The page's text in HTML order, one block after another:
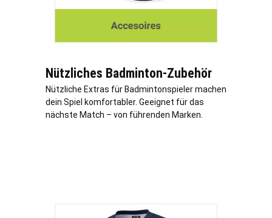
Nützliches Badminton-Zubehör
Nützliche Extras für Badmintonspieler machen
dein Spiel komfortabler. Geeignet für das
nächste Match – von führenden Marken.